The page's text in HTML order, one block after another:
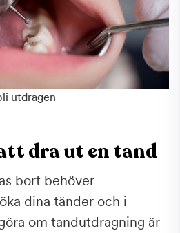
utdragen
dra ut en tand
bort behöver
dina tänder och i
om tandutdragning är